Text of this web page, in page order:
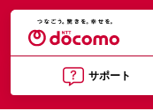
サポート